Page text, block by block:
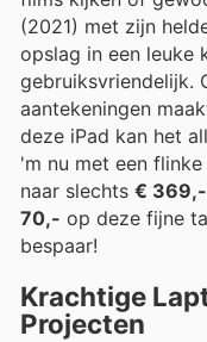
(2021) met zijn
opslag in een leuke
gebruiksvriendelijk.
aantekeningen
deze iPad kan het
'm nu met een
naar slechts € 369,-
70,- op deze fijne
bespaar!
Krachtige
Projecten